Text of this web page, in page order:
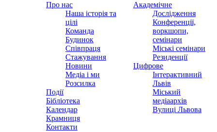
Про нас
Наша історія та
цілі
Команда
Будинок
Співпраця
Стажування
Новини
Медіа і ми
Розсилка
Події
Бібліотека
Календар
Крамниця
Контакти
Академічне
Дослідження
Конференції,
воркшопи,
семінари
Міські семінари
Резиденції
Цифрове
Інтерактивний
Львів
Міський
медіаархів
Вулиці Львова